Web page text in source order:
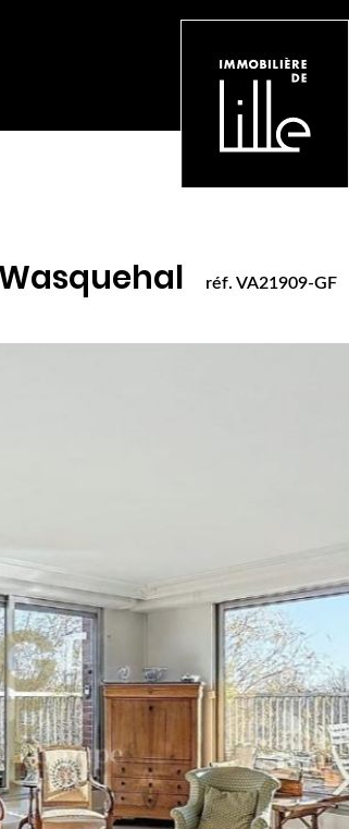
VA21909-GF
réf. VA21909-GF